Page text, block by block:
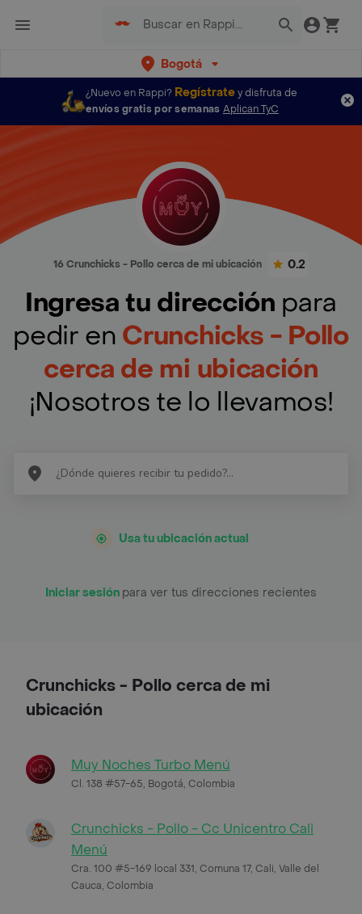
Bogotá
¿Nuevo en Rappi? Regístratey disfruta de
envíos gratis por semanas Aplican TyC
16 Crunchicks - Pollo cerca de mi ubicación 0.2
Ingresa tu dirección para
pedir en Crunchicks - Pollo
cerca de mi ubicación
¡Nosotros te lo llevamos!
Usa tu ubicación actual
Iniciar sesión para ver tus direcciones recientes
Crunchicks - Pollo cerca de mi
ubicación
Muy Noches Turbo Menú
Cl. 138 #57-65, Bogotá, Colombia
Crunchicks - Pollo - Cc Unicentro Cali
Menú
Cra. 100 #5-169 local 331, Comuna 17, Cali, Valle del
Cauca, Colombia